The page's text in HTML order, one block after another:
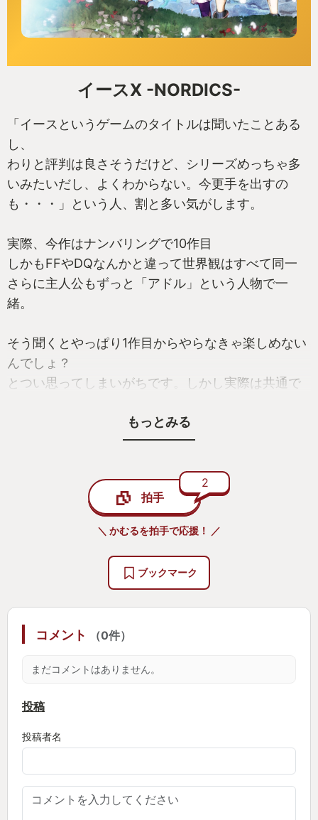
イースX -NORDICS-
「イースというゲームのタイトルは聞いたことある
し、
わりと評判は良さそうだけど、シリーズめっちゃ多
いみたいだし、よくわからない。今更手を出すの
も・・・」という人、割と多い気がします。
実際、今作はナンバリングで10作目
しかもFFやDQなんかと違って世界観はすべて同一
さらに主人公もずっと「アドル」という人物で一
緒。
そう聞くとやっぱり1作目からやらなきゃ楽しめない
んでしょ？
とつい思ってしまいがちです。しかし実際は共通で
的に１つ１つは独立・完結していてどこから始めて
シリーズ全体の細かい設定は言っちゃ悪いですが
「わりとどうでもいい」
目の前の物語をただ楽しめばOKです。実際主人公ア
ドル自体もそんな感じ毎作冒険を楽しんでいます。
のが今作。
加えて探索収拾要素も豊富、各登場人物の葛藤や成
関係性は丁寧に掘り下げられていて素晴らしい。
そしてなによりアクションゲームとしての完成度が
とにかく敵を倒してレベルアップして強くなるのが
もっとみる
拍手
2
＼ かむるを拍手で応援！ ／
ブックマーク
コメント （0件）
まだコメントはありません。
投稿
投稿者名